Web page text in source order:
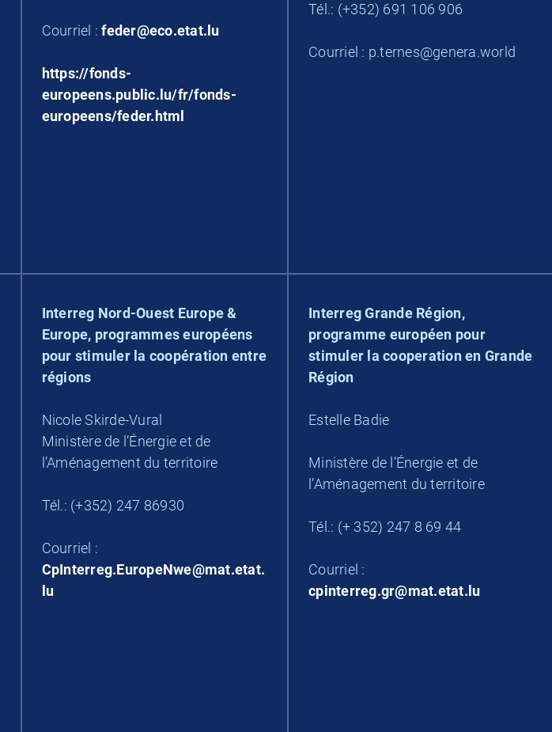
Courriel :feder@eco.etat.lu
https://fonds-
europeens.public.lu/fr/fonds-
europeens/feder.html
Tél.: (+352) 691 106 906
Courriel : p.ternes@genera.world
Interreg Nord-Ouest Europe &
Europe, programmes européens
pour stimuler la coopération entre
régions
Nicole Skirde-Vural
Ministère de l’Énergie et de
l’Aménagement du territoire
Tél.: (+352) 247 86930
Courriel :
CpInterreg.EuropeNwe@mat.etat.
lu
Interreg Grande Région,
programme européen pour
stimuler la cooperation en Grande
Région
Estelle Badie
Ministère de l’Énergie et de
l’Aménagement du territoire
Tél.: (+ 352) 247 8 69 44
Courriel :
cpinterreg.gr@mat.etat.lu